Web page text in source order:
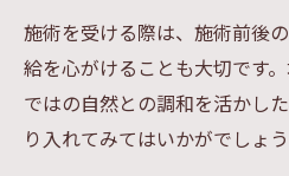
仕事の合間に通える
効率的なエステ利用
エステでストレスを
日常に癒しをプラス
施術を受ける際は、施術前後
給を心がけることも大切です
ではの自然との調和を活かし
り入れてみてはいかがでしょう